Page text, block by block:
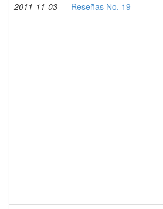
2011-11-03
Reseñas No. 19